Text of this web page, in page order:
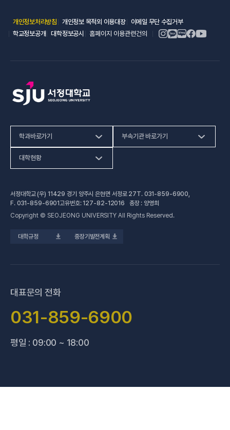
개인정보처리방침(새 창 열림)
개인정보 목적외 이용대장(새 창 열림)
이메일 무단 수집거부(새 창 열림)
학교정보공개(새 창 열림)
대학정보공시(새 창 열림)
홈페이지 이용관련건의
학과바로가기
인문사회계열
공학계열
전문기술석사
부속기관 바로가기
건강증진센터(새 창 열림)
교육혁신지원센터(새 창 열림)
성인학습지원센터
대학현황
대학정보공시(새 창 열림)
업무추진비 사용내역
법정위원회 회의록
대학규정 중장기발전계획
서정대학교 (우) 11429 경기 양주시 은현면 서정로 27T. 031-859-6900
F. 031-859-6901고유번호: 127-82-12016 총장 : 양영희
Copyright © SEOJEONG UNIVERSITY All Rights Reserved.
대표문의 전화
031-859-6900
평일 : 09:00 ~ 18:00